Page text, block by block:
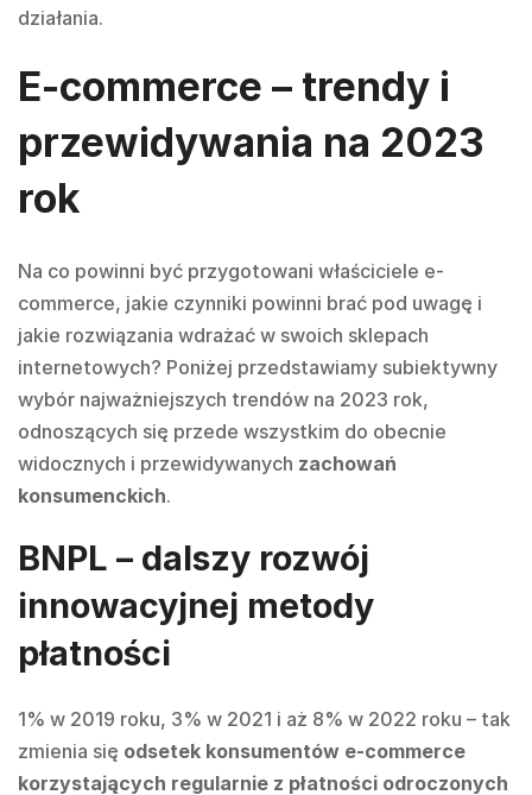
działania.
E-commerce – trendy i
przewidywania na 2023
rok
Na co powinni być przygotowani właściciele e-
commerce, jakie czynniki powinni brać pod uwagę i
jakie rozwiązania wdrażać w swoich sklepach
internetowych? Poniżej przedstawiamy subiektywny
wybór najważniejszych trendów na 2023 rok,
odnoszących się przede wszystkim do obecnie
widocznych i przewidywanych zachowań
konsumenckich.
BNPL – dalszy rozwój
innowacyjnej metody
płatności
1% w 2019 roku, 3% w 2021 i aż 8% w 2022 roku – tak
zmienia się odsetek konsumentów e-commerce
korzystających regularnie z płatności odroczonych